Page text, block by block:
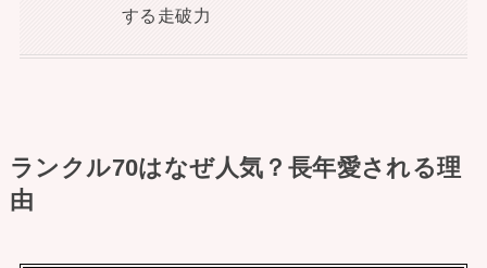
する走破力
ランクル70はなぜ人気？長年愛される理
由